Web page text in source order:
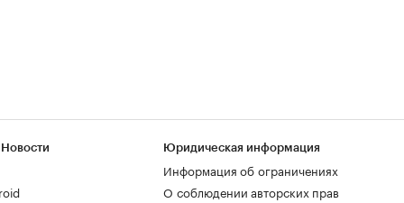
Юридическая информация
Информация об ограничениях
О соблюдении авторских прав